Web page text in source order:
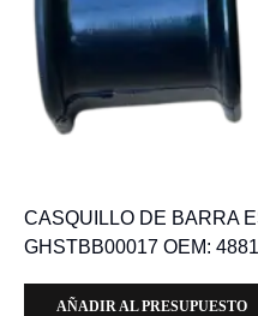
CASQUILLO DE BARRA
GHSTBB00017 OEM:
AÑADIR AL PRESUPUESTO